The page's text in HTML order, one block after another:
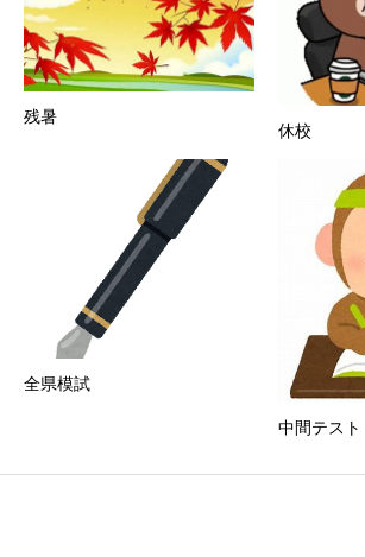
残暑
休校
全県模試
中間テスト